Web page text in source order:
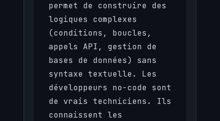
permet de construire des
logiques complexes
(conditions, boucles,
appels API, gestion de
bases de données) sans
syntaxe textuelle. Les
développeurs no-code sont
de vrais techniciens. Ils
connaissent les